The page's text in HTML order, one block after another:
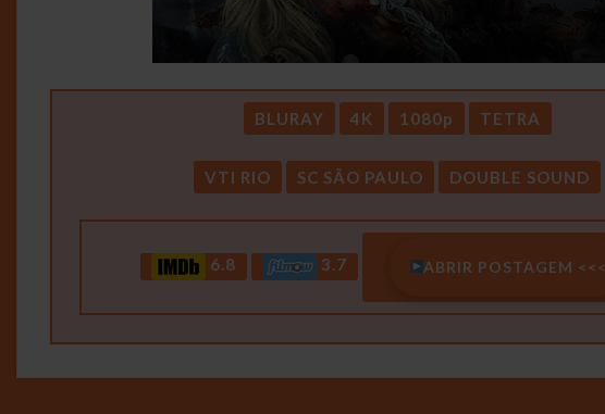
BLURAY 4K 1080p TETRA
VTI RIO SC SÃO PAULO DOUBLE SOUND
6.8 3.7 ABRIR POSTAGEM <<<